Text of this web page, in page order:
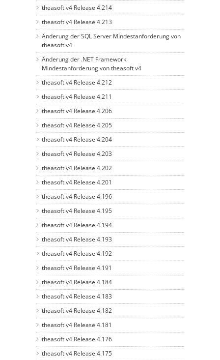
theasoft v4 Release 4.214
theasoft v4 Release 4.213
Änderung der SQL Server Mindestanforderung von
theasoft v4
Änderung der .NET Framework
Mindestanforderung von theasoft v4
theasoft v4 Release 4.212
theasoft v4 Release 4.211
theasoft v4 Release 4.206
theasoft v4 Release 4.205
theasoft v4 Release 4.204
theasoft v4 Release 4.203
theasoft v4 Release 4.202
theasoft v4 Release 4.201
theasoft v4 Release 4.196
theasoft v4 Release 4.195
theasoft v4 Release 4.194
theasoft v4 Release 4.193
theasoft v4 Release 4.192
theasoft v4 Release 4.191
theasoft v4 Release 4.184
theasoft v4 Release 4.183
theasoft v4 Release 4.182
theasoft v4 Release 4.181
theasoft v4 Release 4.176
theasoft v4 Release 4.175